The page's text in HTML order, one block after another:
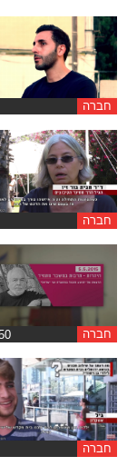
חברה
חברה
חברה
חברה